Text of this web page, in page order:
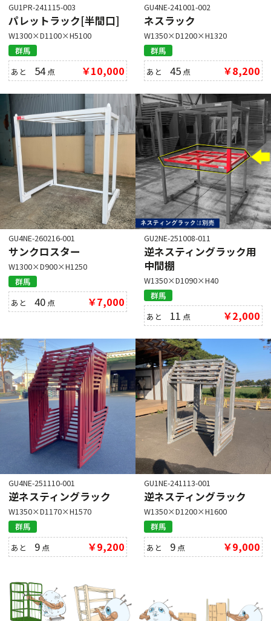
GU1PR-241115-003
パレットラック[半間口]
W1300×D1100×H5100
群馬
あと 54点 ￥10,000
GU4NE-241001-002
ネスラック
W1350×D1200×H1320
群馬
あと45 点 ￥8,200
GU4NE-260216-001
サンクロスター
W1300×D900×H1250
群馬
あと40 点 ￥7,000
GU2NE-251008-011
逆ネスティングラック用
中間棚
W1350×D1090×H40
群馬
あと 11 点 ￥2,000
GU4NE-251110-001
逆ネスティングラック
W1350×D1170×H1570
群馬
あと 9 点 ￥9,200
GU1NE-241113-001
逆ネスティングラック
W1350×D1200×H1600
群馬
あと 9 点 ￥9,000